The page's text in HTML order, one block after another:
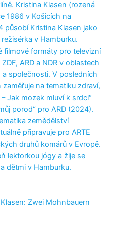
Kristina Klasen (rozená
1986 v Košicích na
působí Kristina Klasen jako
v Hamburku.
filmové formáty pro televizní
ARD a NDR v oblastech
společnosti. V posledních
na tematiku zdraví,
Jak mozek mluví k srdci“
porod“ pro ARD (2024).
zemědělství
připravuje pro ARTE
druhů komárů v Evropě.
lektorkou jógy a žije se
dětmi v Hamburku.
Zwei Mohnbauern